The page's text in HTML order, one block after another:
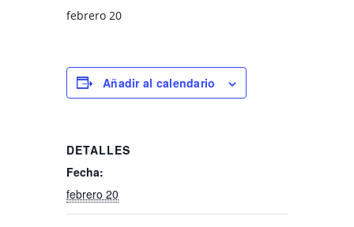
febrero 20
Añadir al calendario
DETALLES
Fecha:
febrero 20